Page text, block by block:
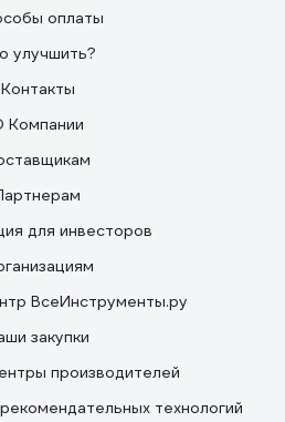
оплаты
улучшить?
Контакты
Компании
для инвесторов
ВсеИнструменты.ру
закупки
производителей
технологий